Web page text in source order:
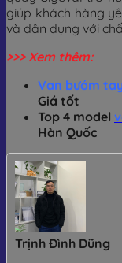
giúp khách hàng
và dân dụng với
>>> Xem thêm:
Van bướm
Giá tốt
Top 4 model
Hàn Quốc
Trịnh Đình Dũng